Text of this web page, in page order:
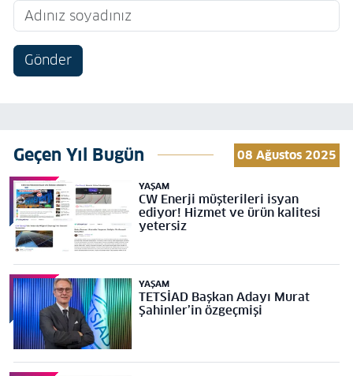
Gönder
Geçen Yıl Bugün 08 Ağustos 2025
YAŞAM
CW Enerji müşterileri isyan
ediyor! Hizmet ve ürün kalitesi
yetersiz
YAŞAM
TETSİAD Başkan Adayı Murat
Şahinler’in özgeçmişi